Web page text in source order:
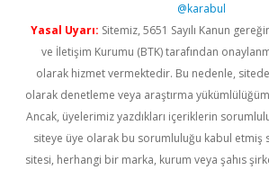
@karabul
Yasal Uyarı: Sitemiz, 5651 Sayılı Kanun
ve İletişim Kurumu (BTK) tarafından
olarak hizmet vermektedir. Bu nedenle,
olarak denetleme veya araştırma
Ancak, üyelerimiz yazdıkları içeriklerin
siteye üye olarak bu sorumluluğu kabul etmiş
sitesi, herhangi bir marka, kurum veya şahıs